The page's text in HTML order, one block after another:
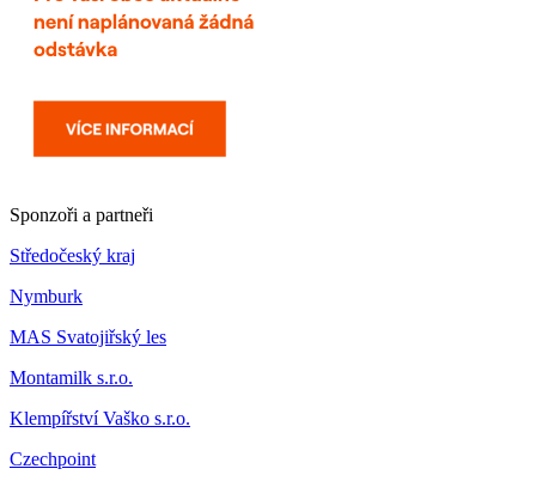
Sponzoři a partneři
Středočeský kraj
Nymburk
MAS Svatojiřský les
Montamilk s.r.o.
Klempířství Vaško s.r.o.
Czechpoint